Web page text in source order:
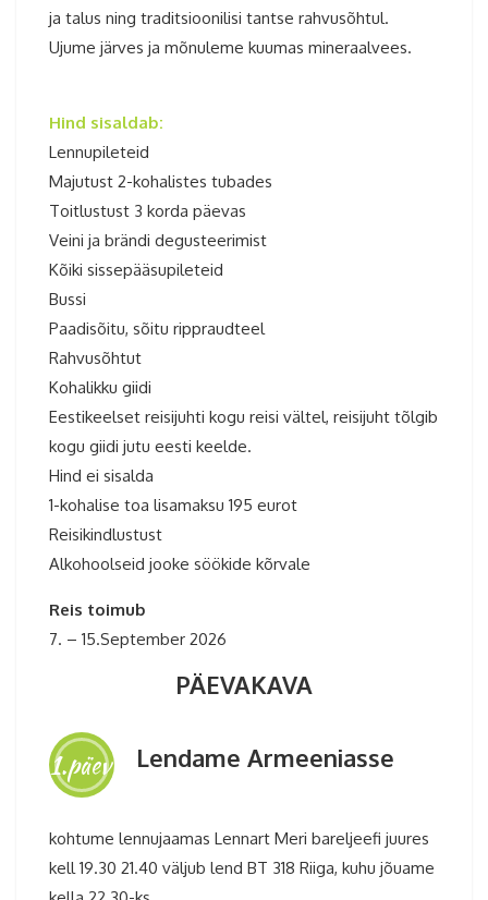
ja talus ning traditsioonilisi tantse rahvusõhtul.
Ujume järves ja mõnuleme kuumas mineraalvees.
Hind sisaldab:
Lennupileteid
Majutust 2-kohalistes tubades
Toitlustust 3 korda päevas
Veini ja brändi degusteerimist
Kõiki sissepääsupileteid
Bussi
Paadisõitu, sõitu rippraudteel
Rahvusõhtut
Kohalikku giidi
Eestikeelset reisijuhti kogu reisi vältel, reisijuht tõlgib
kogu giidi jutu eesti keelde.
Hind ei sisalda
1-kohalise toa lisamaksu 195 eurot
Reisikindlustust
Alkohoolseid jooke söökide kõrvale
Reis toimub
7. – 15.September 2026
PÄEVAKAVA
1.päev Lendame Armeeniasse
kohtume lennujaamas Lennart Meri bareljeefi juures
kell 19.30 21.40 väljub lend BT 318 Riiga, kuhu jõuame